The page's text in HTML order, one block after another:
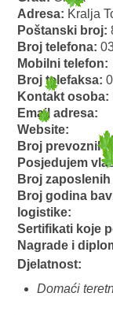
Adresa: Kralja
Poštanski broj:
Broj telefona:
Mobilni telefon:
Broj telefaksa:
Kontakt osoba:
Email adresa:
Website:
Broj prevoznih
Posjedujem
Broj
Broj godina
logistike:
Sertifikati koje
Nagrade i
Djelatnost:
Domaći